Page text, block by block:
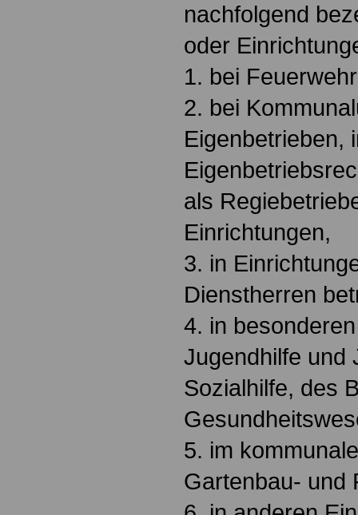
nachfolgend
oder
1. bei
2. bei
Eigenbetrieben,
als
Einrichtungen,
3. in
Dienstherren
4. in
Jugendhilfe und
Sozialhilfe, des
5. im
Gartenbau- und